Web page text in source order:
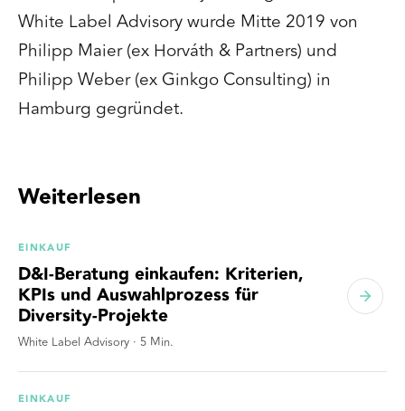
White Label Advisory wurde Mitte 2019 von
Philipp Maier (ex Horváth & Partners) und
Philipp Weber (ex Ginkgo Consulting) in
Hamburg gegründet.
Weiterlesen
EINKAUF
D&I-Beratung einkaufen: Kriterien,
KPIs und Auswahlprozess für
Diversity-Projekte
White Label Advisory · 5 Min.
EINKAUF